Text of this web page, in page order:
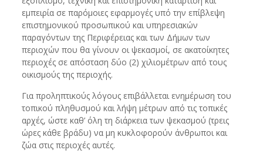
εμπειρία σε παρόμοιες εφαρμογές υπό την επίβλεψη
επιστημονικού προσωπικού και υπηρεσιακών
παραγόντων της Περιφέρειας και των Δήμων των
περιοχών που θα γίνουν οι ψεκασμοί, σε ακατοίκητες
περιοχές σε απόσταση δύο (2) χιλιομέτρων από τους
οικισμούς της περιοχής.
Για προληπτικούς λόγους επιβάλλεται ενημέρωση του
τοπικού πληθυσμού και λήψη μέτρων από τις τοπικές
αρχές, ώστε καθ’ όλη τη διάρκεια των ψεκασμού (τρεις
ώρες κάθε βράδυ) να μη κυκλοφορούν άνθρωποι και
ζώα στις περιοχές αυτές.